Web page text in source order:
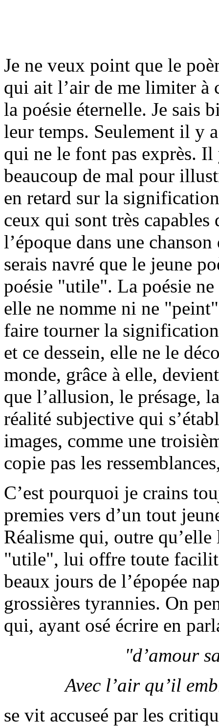
Je ne veux point que le
qui ait l’air de me limiter à
la poésie éternelle. Je sais
leur temps. Seulement il y
qui ne le font pas exprès.
beaucoup de mal pour
en retard sur la
ceux qui sont très
l’époque dans une
serais navré que le jeune
poésie "utile". La poésie
elle ne nomme ni ne
faire tourner la signification
et ce dessein, elle ne le
monde, grâce à elle,
que l’allusion, le présage,
réalité subjective qui
images, comme une
copie pas les
C’est pourquoi je crains
premies vers d’un tout
Réalisme qui, outre
"utile", lui offre toute
beaux jours de l’épopée
grossières tyrannies. On
qui, ayant osé écrire en
"d’amour
Avec l’air qu’il
se vit accuseé par les